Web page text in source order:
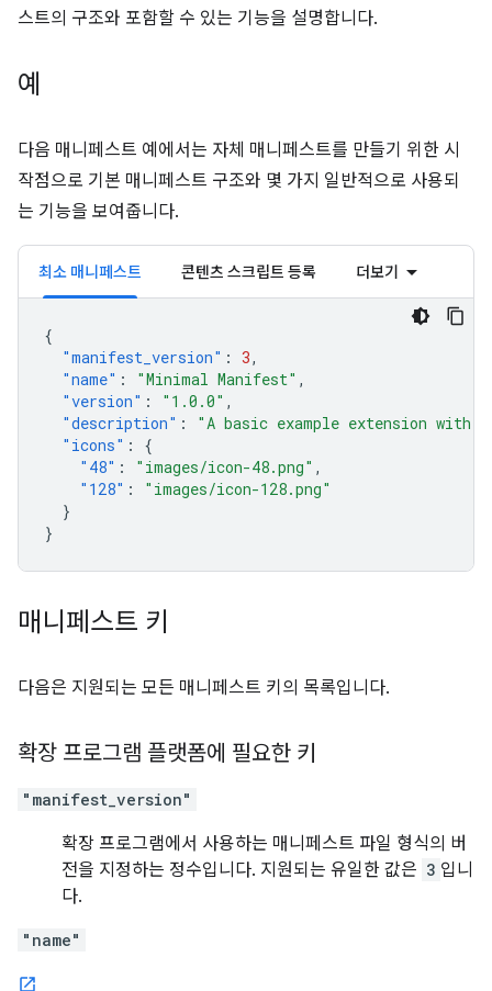
스트의 구조와 포함할 수 있는 기능을 설명합니다.
예
다음 매니페스트 예에서는 자체 매니페스트를 만들기 위한 시
작점으로 기본 매니페스트 구조와 몇 가지 일반적으로 사용되
는 기능을 보여줍니다.
최소 매니페스트 콘텐츠 스크립트 등록 더보기
{
"manifest_version" : 3,
"name" : "Minimal Manifest" ,
"version" : "1.0.0" ,
"description" :
"A basic example extension with
"icons" :
{
"48" : "images/icon-48.png" ,
"128" :
"images/icon-128.png"
}
}
매니페스트 키
다음은 지원되는 모든 매니페스트 키의 목록입니다.
확장 프로그램 플랫폼에 필요한 키
"manifest_version"
확장 프로그램에서 사용하는 매니페스트 파일 형식의 버
전을 지정하는 정수입니다. 지원되는 유일한 값은 3 입니
다.
"name"